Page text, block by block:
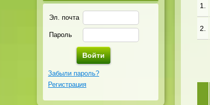
Эл. почта
Пароль
Забыли пароль?
Регистрация
1.
2.